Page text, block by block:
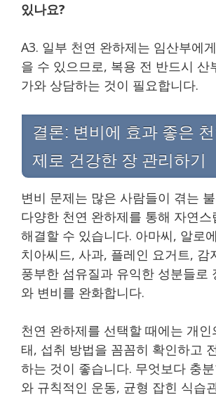
있나요?
A3. 일부 천연 완하제는 임산부에
을 수 있으므로, 복용 전 반드시 산
가와 상담하는 것이 필요합니다.
결론: 변비에 효과 좋은
제로 건강한 장 관리하기
변비 문제는 많은 사람들이 겪는
다양한 천연 완하제를 통해 자연스
해결할 수 있습니다. 아마씨, 알로
치아씨드, 사과, 플레인 요거트, 감
풍부한 섬유질과 유익한 성분들로
와 변비를 완화합니다.
천연 완하제를 선택할 때에는 개
태, 섭취 방법을 꼼꼼히 확인하고
하는 것이 좋습니다. 무엇보다 충
와 규칙적인 운동, 균형 잡힌 식습